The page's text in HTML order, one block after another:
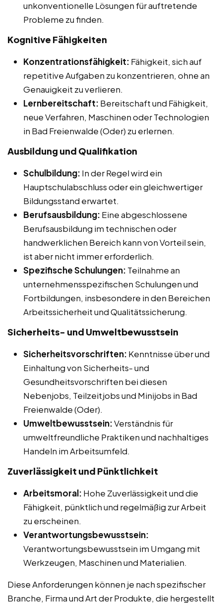
unkonventionelle Lösungen für auftretende
Probleme zu finden.
Kognitive Fähigkeiten
Konzentrationsfähigkeit: Fähigkeit, sich auf
repetitive Aufgaben zu konzentrieren, ohne an
Genauigkeit zu verlieren.
Lernbereitschaft: Bereitschaft und Fähigkeit,
neue Verfahren, Maschinen oder Technologien
in Bad Freienwalde (Oder) zu erlernen.
Ausbildung und Qualifikation
Schulbildung: In der Regel wird ein
Hauptschulabschluss oder ein gleichwertiger
Bildungsstand erwartet.
Berufsausbildung: Eine abgeschlossene
Berufsausbildung im technischen oder
handwerklichen Bereich kann von Vorteil sein,
ist aber nicht immer erforderlich.
Spezifische Schulungen: Teilnahme an
unternehmensspezifischen Schulungen und
Fortbildungen, insbesondere in den Bereichen
Arbeitssicherheit und Qualitätssicherung.
Sicherheits- und Umweltbewusstsein
Sicherheitsvorschriften: Kenntnisse über und
Einhaltung von Sicherheits- und
Gesundheitsvorschriften bei diesen
Nebenjobs, Teilzeitjobs und Minijobs in Bad
Freienwalde (Oder).
Umweltbewusstsein:Verständnis für
umweltfreundliche Praktiken und nachhaltiges
Handeln im Arbeitsumfeld.
Zuverlässigkeit und Pünktlichkeit
Arbeitsmoral: Hohe Zuverlässigkeit und die
Fähigkeit, pünktlich und regelmäßig zur Arbeit
zu erscheinen.
Verantwortungsbewusstsein:
Verantwortungsbewusstsein im Umgang mit
Werkzeugen, Maschinen und Materialien.
Diese Anforderungen können je nach spezifischer
Branche, Firma und Art der Produkte, die hergestellt